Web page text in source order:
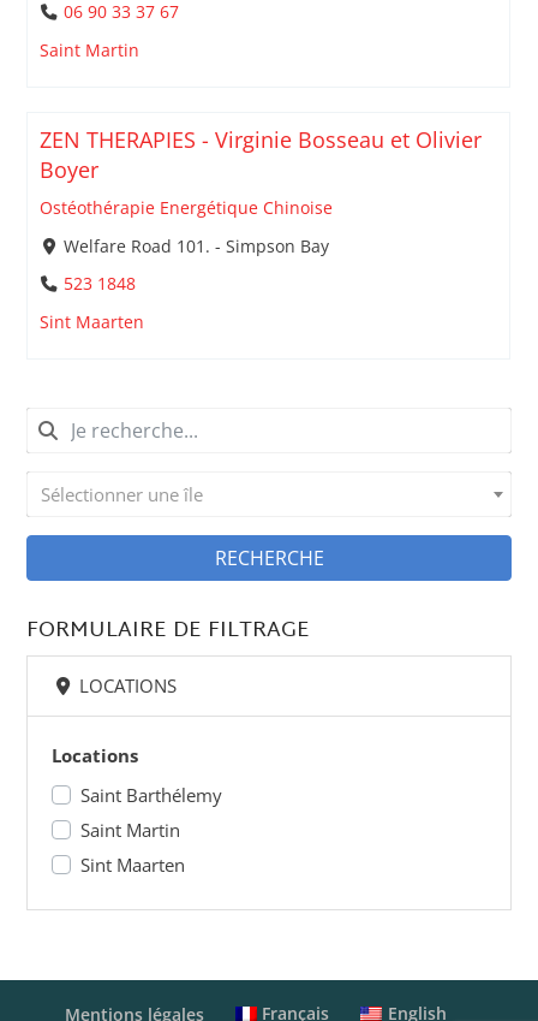
06 90 33 37 67
Saint Martin
ZEN THERAPIES - Virginie Bosseau et Olivier
Boyer
Ostéothérapie Energétique Chinoise
Welfare Road 101. - Simpson Bay
523 1848
Sint Maarten
Sélectionner une île
RECHERCHE
FORMULAIRE DE FILTRAGE
LOCATIONS
Locations
Saint Barthélemy
Saint Martin
Sint Maarten
Mentions légales Français English